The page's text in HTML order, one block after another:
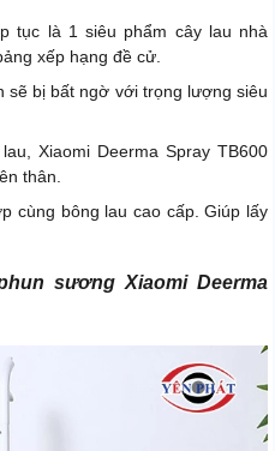
tục là 1 siêu phẩm cây lau nhà
xếp hạng đề cử.
sẽ bị bất ngờ với trọng lượng siêu
Xiaomi Deerma Spray TB600
thân.
cùng bông lau cao cấp. Giúp lấy
sương Xiaomi Deerma